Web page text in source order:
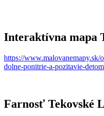
Interaktívna mapa
https://www.malovanemapy.sk/
dolne-ponitrie-a-pozitavie-
Farnosť Tekovské